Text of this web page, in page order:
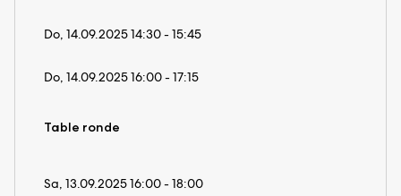
Do, 14.09.2025 14:30 - 15:45
Do, 14.09.2025 16:00 - 17:15
Table ronde
Sa, 13.09.2025 16:00 - 18:00